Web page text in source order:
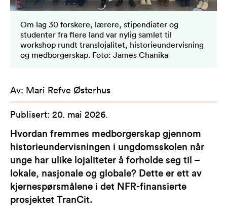
Om lag 30 forskere, lærere, stipendiater og
studenter fra flere land var nylig samlet til
workshop rundt translojalitet, historieundervisning
og medborgerskap. Foto: James Chanika
Av: Mari Refve Østerhus
Publisert: 20. mai 2026.
Hvordan fremmes medborgerskap gjennom
historieundervisningen i ungdomsskolen når
unge har ulike lojaliteter å forholde seg til –
lokale, nasjonale og globale? Dette er ett av
kjernespørsmålene i det NFR-finansierte
prosjektet TranCit.